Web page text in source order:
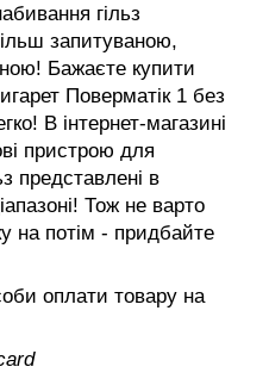
гільз
запитуваною,
Бажаєте купити
Поверматік 1 без
В інтернет-магазині
пристрою для
представлені в
Тож не варто
на потім - придбайте
оплати товару на